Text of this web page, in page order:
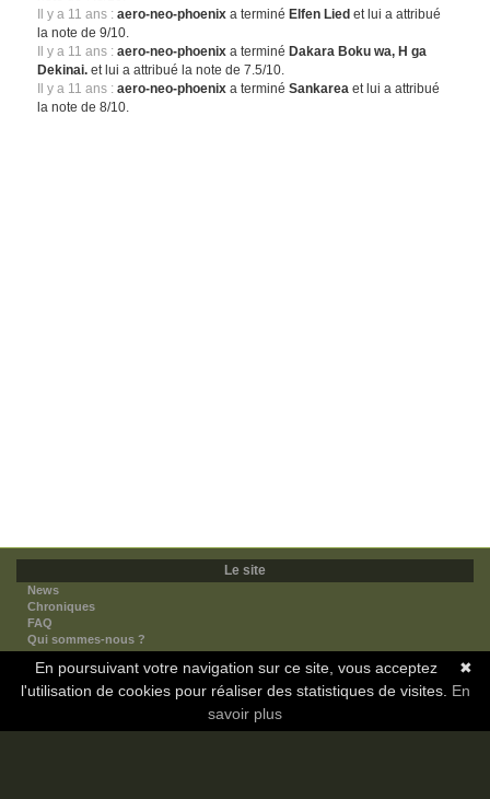
Il y a 11 ans : aero-neo-phoenix a terminé Elfen Lied et lui a attribué
la note de 9/10.
Il y a 11 ans : aero-neo-phoenix a terminé Dakara Boku wa, H ga
Dekinai. et lui a attribué la note de 7.5/10.
Il y a 11 ans : aero-neo-phoenix a terminéSankarea et lui a attribué
la note de 8/10.
Le site
News
Chroniques
FAQ
Qui sommes-nous ?
Nos partenaires
Faites-nous connaitre
Nous contacter
✖
En poursuivant votre navigation sur ce site, vous acceptez
l'utilisation de cookies pour réaliser des statistiques de visites. En
savoir plus